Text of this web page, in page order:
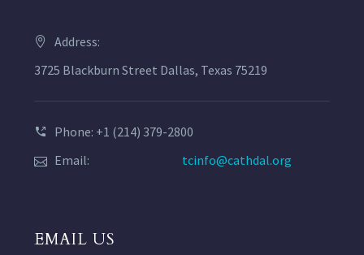
Address:
3725 Blackburn Street Dallas, Texas 75219
Phone: +1 (214) 379-2800
Email:
tcinfo@cathdal.org
EMAIL US